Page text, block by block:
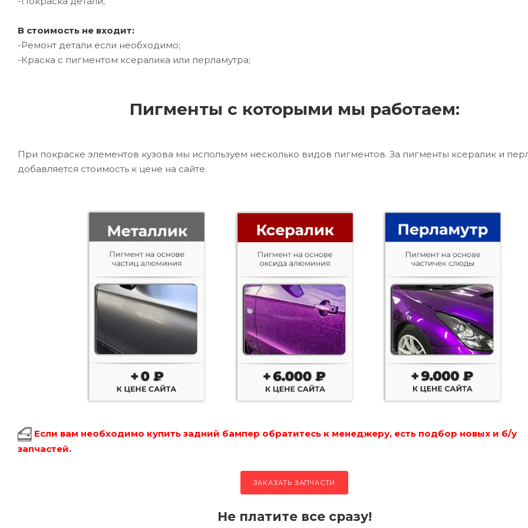
В стоимость не входит:
-Ремонт детали если необходимо;
-Краска с пигментом ксералика или перламутра;
Пигменты с которыми мы работаем:
При покраске элементов кузова мы используем несколько видов пигментов. За пигменты ксералик и
добавляется стоимость к цене на сайте.
Если вам необходимо купить задний бампер обратитесь к менеджеру, есть подбор новых и б/у
запчастей.
ЗАКАЗАТЬ ЗАПЧАСТИ
Не платите все сразу!